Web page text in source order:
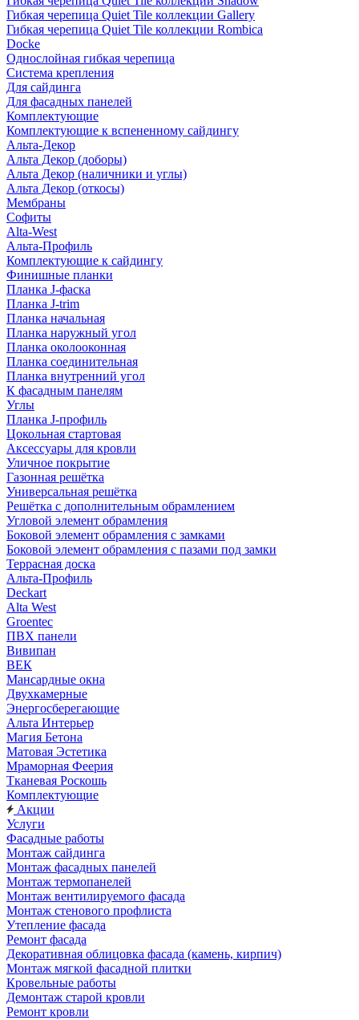
Гибкая черепица Quiet Tile коллекции Gallery
Гибкая черепица Quiet Tile коллекции Rombica
Docke
Однослойная гибкая черепица
Система крепления
Для сайдинга
Для фасадных панелей
Комплектующие
Комплектующие к вспененному сайдингу
Альта-Декор
Альта Декор (доборы)
Альта Декор (наличники и углы)
Альта Декор (откосы)
Мембраны
Софиты
Alta-West
Альта-Профиль
Комплектующие к сайдингу
Финишные планки
Планка J-фаска
Планка J-trim
Планка начальная
Планка наружный угол
Планка околооконная
Планка соединительная
Планка внутренний угол
К фасадным панелям
Углы
Планка J-профиль
Цокольная стартовая
Аксессуары для кровли
Уличное покрытие
Газонная решётка
Универсальная решётка
Решётка с дополнительным обрамлением
Угловой элемент обрамления
Боковой элемент обрамления с замками
Боковой элемент обрамления с пазами под замки
Террасная доска
Альта-Профиль
Deckart
Alta West
Groentec
ПВХ панели
Вивипан
ВЕК
Мансардные окна
Двухкамерные
Энергосберегающие
Альта Интерьер
Магия Бетона
Матовая Эстетика
Мраморная Феерия
Тканевая Роскошь
Комплектующие
Акции
Услуги
Фасадные работы
Монтаж сайдинга
Монтаж фасадных панелей
Монтаж термопанелей
Монтаж вентилируемого фасада
Монтаж стенового профлиста
Утепление фасада
Ремонт фасада
Декоративная облицовка фасада (камень, кирпич)
Монтаж мягкой фасадной плитки
Кровельные работы
Демонтаж старой кровли
Ремонт кровли